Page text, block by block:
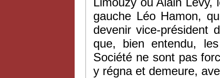
gauche Léo Hamon,
devenir vice-président
que, bien entendu,
Société ne sont pas
y régna et demeure,